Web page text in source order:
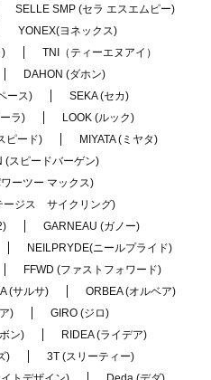
SELLE SMP (セラ エスエムピー)
YONEX(ヨネックス)
TNI（ティーエヌアイ）
DAHON (ダホン)
ース)
SEKA (セカ)
ラ)
LOOK (ルック)
ピード)
MIYATA (ミヤタ)
(スピードバーゲン)
ーツー マックス)
ージス サイクリング)
GARNEAU (ガノー)
NEILPRYDE(ニールプライド)
FFWD (ファストフォワード)
(サルサ)
ORBEA (オルベア)
)
GIRO (ジロ)
ン)
RIDEA (ライデア)
)
3T (スリーティー)